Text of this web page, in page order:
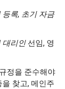
등록, 초기 자금
대리인선임, 영
정을 준수해야
찾고, 메인주